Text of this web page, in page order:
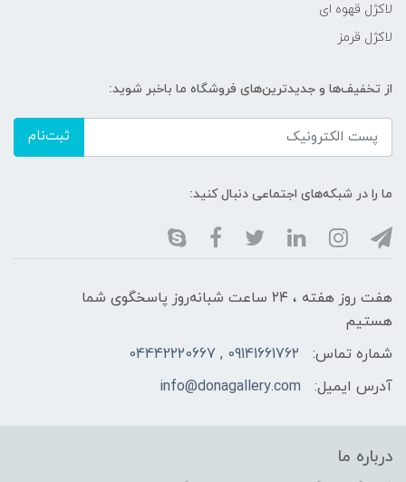
لاکژل قهوه ای
لاکژل قرمز
از تخفیف‌ها و جدیدترین‌های فروشگاه ما باخبر شوید:
ثبت‌نام
ما را در شبکه‌های اجتماعی دنبال کنید:
هفت روز هفته ، ۲۴ ساعت شبانه‌روز پاسخگوی شما
هستیم
شماره تماس:
09141661762 , 04442220667
آدرس ایمیل:
info@donagallery.com
درباره ما